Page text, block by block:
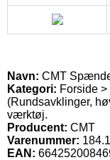
Navn: CMT
Kategori: Forside
(Rundsavklinger,
værktøj.
Producent: CMT
Varenummer:
EAN: